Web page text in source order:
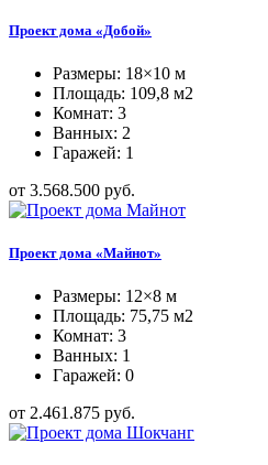
Проект дома «Добой»
Размеры: 18×10 м
Площадь: 109,8 м2
Комнат: 3
Ванных: 2
Гаражей: 1
от 3.568.500 руб.
Проект дома «Майнот»
Размеры: 12×8 м
Площадь: 75,75 м2
Комнат: 3
Ванных: 1
Гаражей: 0
от 2.461.875 руб.